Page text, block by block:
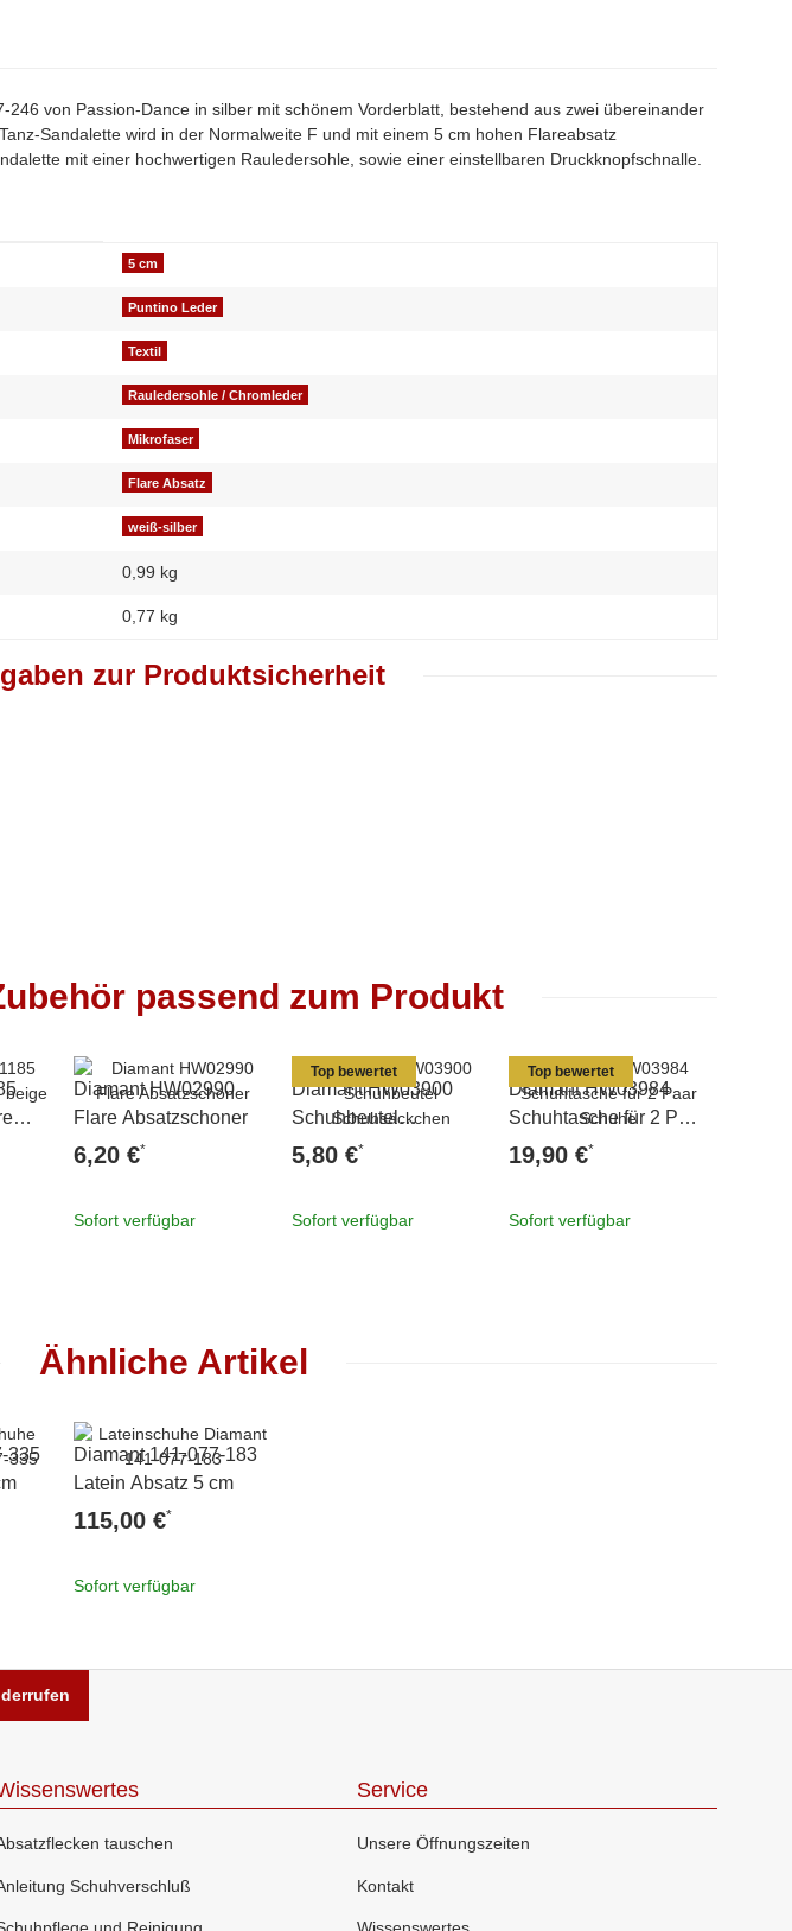
von Passion-Dance in silber mit schönem Vorderblatt, bestehend aus zwei übereinander
Sandalette wird in der Normalweite F und mit einem 5 cm hohen Flareabsatz
mit einer hochwertigen Rauledersohle, sowie einer einstellbaren Druckknopfschnalle.
5 cm
Puntino Leder
Textil
Rauledersohle / Chromleder
Mikrofaser
Flare Absatz
weiß-silber
0,99 kg
0,77 kg
zur Produktsicherheit
passend zum Produkt
Diamant HW02990
Flare Absatzschoner
6,20 €*
Sofort verfügbar
Top bewertet
Diamant HW03900
Schuhbeutel
Schuhsäckchen
5,80 €*
Sofort verfügbar
Top bewertet
Diamant HW03984
Schuhtasche für 2 Paar
Schuhe
19,90 €*
Sofort verfügbar
Ähnliche Artikel
335
Diamant 141-077-183
Latein Absatz 5 cm
115,00 €*
Sofort verfügbar
tauschen
Schuhverschluß
Service
Unsere Öffnungszeiten
Kontakt